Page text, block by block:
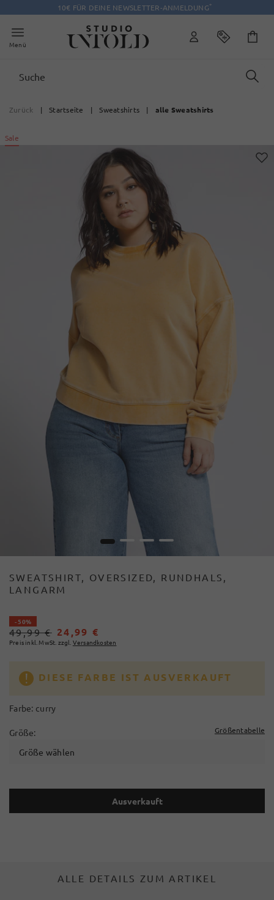
10€ FÜR DEINE NEWSLETTER-ANMELDUNG*
Menü
Zurück | Startseite | Sweatshirts | alle Sweatshirts
Sale
1 2 3 4
SWEATSHIRT, OVERSIZED, RUNDHALS,
LANGARM
- 50%
49,99 € 24,99 €
Preis inkl. MwSt. zzgl. Versandkosten
DIESE FARBE IST AUSVERKAUFT
Farbe: curry
Größe: Größentabelle
Größe wählen
Ausverkauft
ALLE DETAILS ZUM ARTIKEL